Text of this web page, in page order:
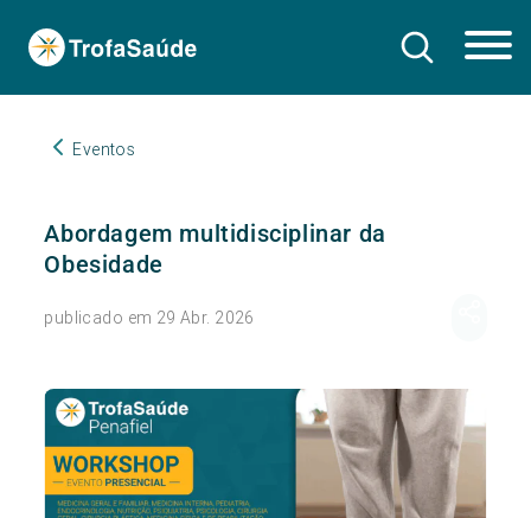
Eventos
Abordagem multidisciplinar da
Obesidade
publicado em 29 Abr. 2026